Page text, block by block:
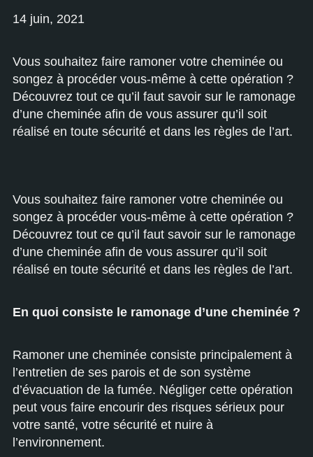
14 juin, 2021
Vous souhaitez faire ramoner votre cheminée ou
songez à procéder vous-même à cette opération ?
Découvrez tout ce qu’il faut savoir sur le ramonage
d’une cheminée afin de vous assurer qu’il soit
réalisé en toute sécurité et dans les règles de l’art.
Vous souhaitez faire ramoner votre cheminée ou
songez à procéder vous-même à cette opération ?
Découvrez tout ce qu’il faut savoir sur le ramonage
d’une cheminée afin de vous assurer qu’il soit
réalisé en toute sécurité et dans les règles de l’art.
En quoi consiste le ramonage d’une cheminée ?
Ramoner une cheminée consiste principalement à
l’entretien de ses parois et de son système
d’évacuation de la fumée. Négliger cette opération
peut vous faire encourir des risques sérieux pour
votre santé, votre sécurité et nuire à
l’environnement.